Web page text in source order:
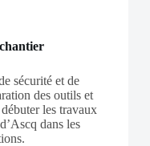
sécurité et de
des outils et
les travaux
dans les